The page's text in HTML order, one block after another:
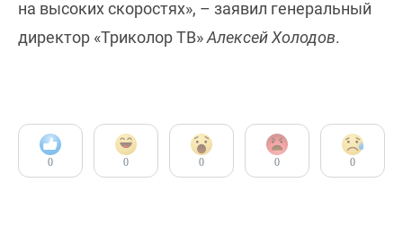
на высоких скоростях», – заявил генеральный
директор «Триколор ТВ»Алексей Холодов.
0 0 0 0 0